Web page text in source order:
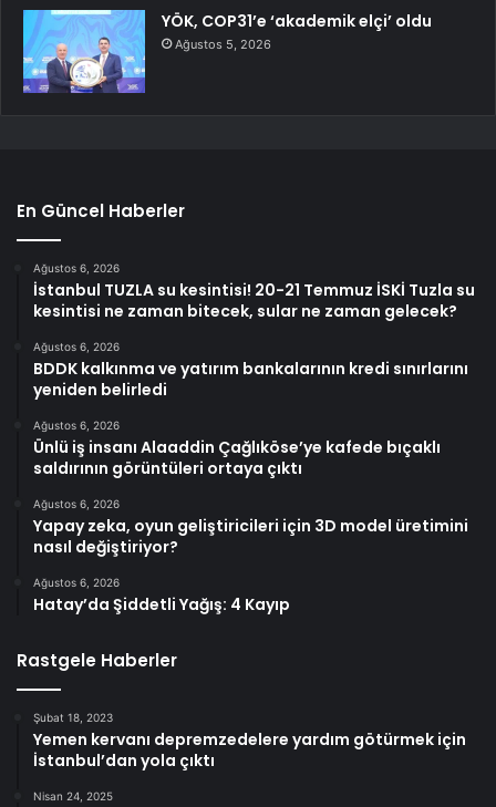
YÖK, COP31’e ‘akademik elçi’ oldu
Ağustos 5, 2026
En Güncel Haberler
Ağustos 6, 2026
İstanbul TUZLA su kesintisi! 20-21 Temmuz İSKİ Tuzla su
kesintisi ne zaman bitecek, sular ne zaman gelecek?
Ağustos 6, 2026
BDDK kalkınma ve yatırım bankalarının kredi sınırlarını
yeniden belirledi
Ağustos 6, 2026
Ünlü iş insanı Alaaddin Çağlıköse’ye kafede bıçaklı
saldırının görüntüleri ortaya çıktı
Ağustos 6, 2026
Yapay zeka, oyun geliştiricileri için 3D model üretimini
nasıl değiştiriyor?
Ağustos 6, 2026
Hatay’da Şiddetli Yağış: 4 Kayıp
Rastgele Haberler
Şubat 18, 2023
Yemen kervanı depremzedelere yardım götürmek için
İstanbul’dan yola çıktı
Nisan 24, 2025